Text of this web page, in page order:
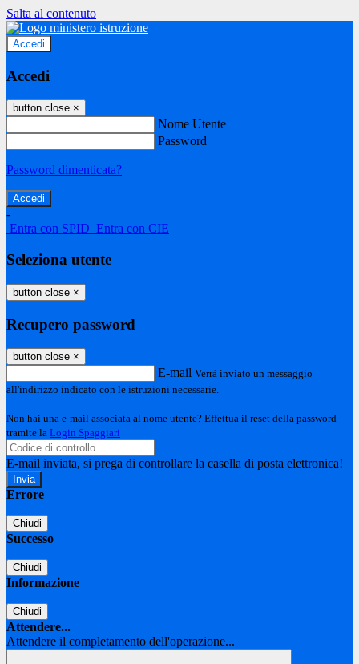
Salta al contenuto
Accedi
Accedi
button close ×
Nome Utente
Password
Password dimenticata?
-
Entra con SPID Entra con CIE
Seleziona utente
button close ×
Recupero password
button close ×
E-mail Verrà inviato un messaggio
all'indirizzo indicato con le istruzioni necessarie.
Non hai una e-mail associata al nome utente? Effettua il reset della password
tramite la Login Spaggiari
E-mail inviata, si prega di controllare la casella di posta elettronica!
Errore
Chiudi
Successo
Chiudi
Informazione
Chiudi
Attendere...
Attendere il completamento dell'operazione...